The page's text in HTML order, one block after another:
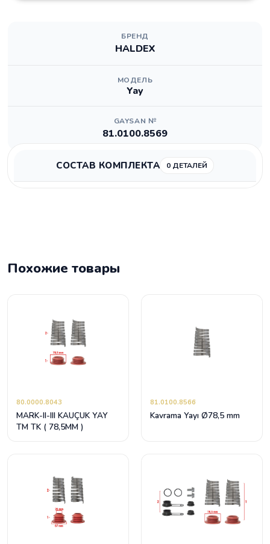
БРЕНД
HALDEX
МОДЕЛЬ
Yay
GAYSAN №
81.0100.8569
СОСТАВ КОМПЛЕКТА 0 ДЕТАЛЕЙ
Похожие товары
80.0000.8043
MARK-II-III KAUÇUK YAY
TM TK ( 78,5MM )
81.0100.8566
Kavrama Yayı Ø78,5 mm